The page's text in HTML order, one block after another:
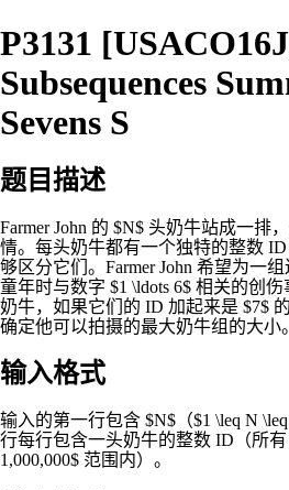
P3131
Subsequences
Sevens S
题目描述
Farmer John 的 $N$ 头奶牛站成一排
情。每头奶牛都有一个独特的整数 ID
够区分它们。Farmer John 希望为一
童年时与数字 $1 \ldots 6$ 相关的创
奶牛，如果它们的 ID 加起来是 $7$
确定他可以拍摄的最大奶牛组的大小。
输入格式
输入的第一行包含 $N$（$1 \leq N
行每行包含一头奶牛的整数 ID（所有
1,000,000$ 范围内）。